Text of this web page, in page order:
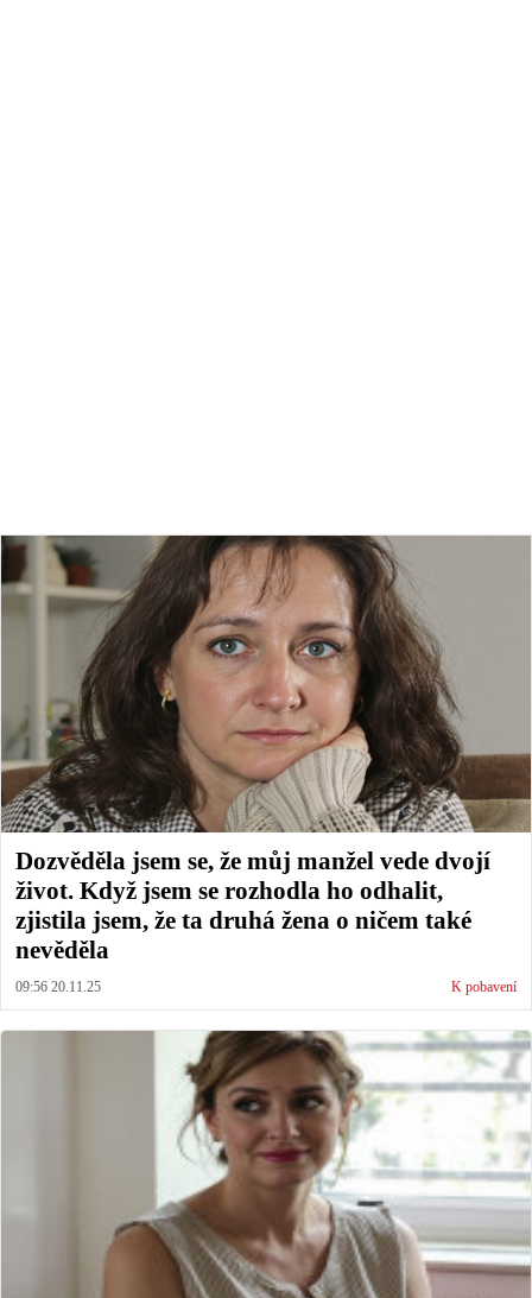
Dozvěděla jsem se, že můj manžel vede dvojí
život. Když jsem se rozhodla ho odhalit,
zjistila jsem, že ta druhá žena o ničem také
nevěděla
09:56 20.11.25 K pobavení